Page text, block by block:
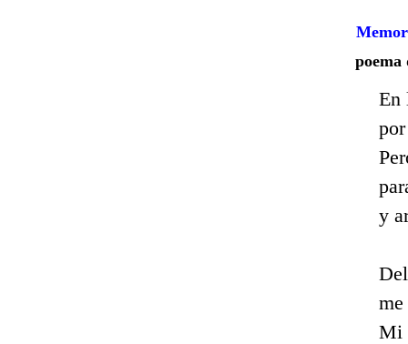
poema
En
y
me
Mi